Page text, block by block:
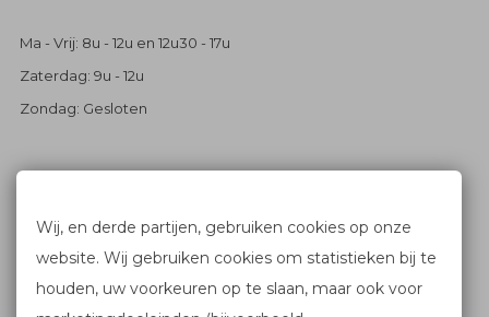
Ma - Vrij: 8u - 12u en 12u30 - 17u
Zaterdag: 9u - 12u
Zondag: Gesloten
Blijf op de hoogte
FACEBOOK
Wij, en derde partijen, gebruiken cookies op onze
website. Wij gebruiken cookies om statistieken bij te
houden, uw voorkeuren op te slaan, maar ook voor